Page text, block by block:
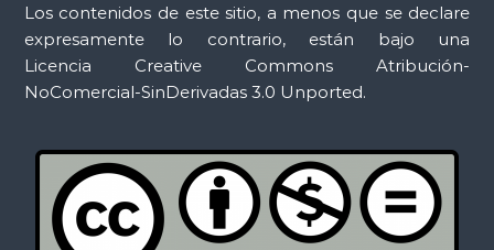
Los contenidos de este sitio, a menos que se declare
expresamente lo contrario, están bajo una
Licencia Creative Commons Atribución-
NoComercial-SinDerivadas 3.0 Unported.